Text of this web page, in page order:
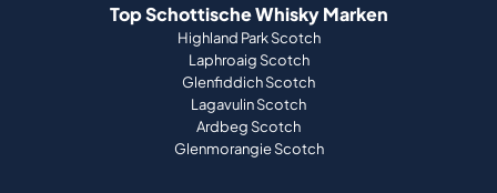
Top Schottische Whisky Marken
Highland Park Scotch
Laphroaig Scotch
Glenfiddich Scotch
Lagavulin Scotch
Ardbeg Scotch
Glenmorangie Scotch